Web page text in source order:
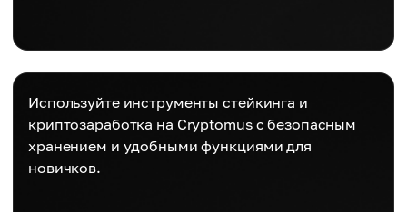
Используйте инструменты стейкинга и
криптозаработка на Cryptomus с безопасным
хранением и удобными функциями для
новичков.